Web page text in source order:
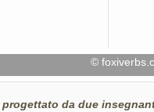
©
da due